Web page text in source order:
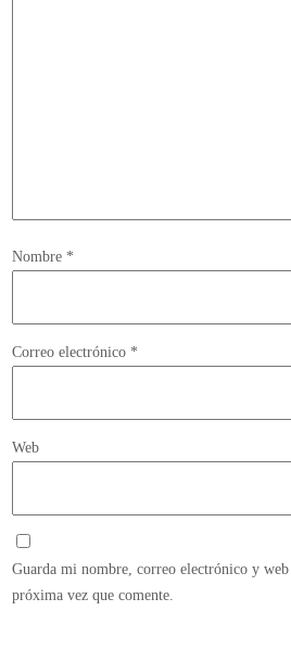
Nombre *
Correo electrónico *
Web
Guarda mi nombre, correo electrónico y web
próxima vez que comente.